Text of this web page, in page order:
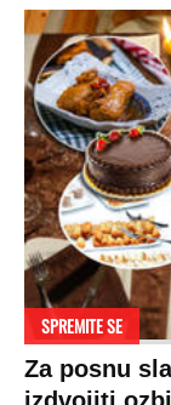
Hi-Tech
Kultura